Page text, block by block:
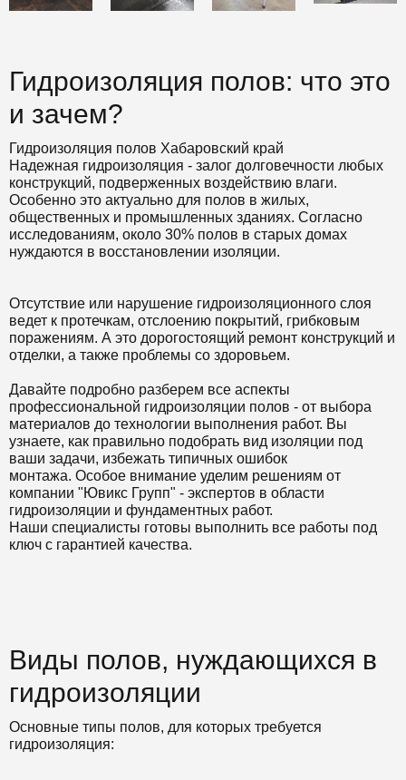
Гидроизоляция полов: что это
и зачем?
Гидроизоляция полов Хабаровский край
Надежная гидроизоляция - залог долговечности любых
конструкций, подверженных воздействию влаги.
Особенно это актуально для полов в жилых,
общественных и промышленных зданиях. Согласно
исследованиям, около 30% полов в старых домах
нуждаются в восстановлении изоляции.
Отсутствие или нарушение гидроизоляционного слоя
ведет к протечкам, отслоению покрытий, грибковым
поражениям. А это дорогостоящий ремонт конструкций и
отделки, а также проблемы со здоровьем.
Давайте подробно разберем все аспекты
профессиональной гидроизоляции полов - от выбора
материалов до технологии выполнения работ. Вы
узнаете, как правильно подобрать вид изоляции под
ваши задачи, избежать типичных ошибок
монтажа. Особое внимание уделим решениям от
компании "Ювикс Групп" - экспертов в области
гидроизоляции и фундаментных работ.
Наши специалисты готовы выполнить все работы под
ключ с гарантией качества.
Виды полов, нуждающихся в
гидроизоляции
Основные типы полов, для которых требуется
гидроизоляция: